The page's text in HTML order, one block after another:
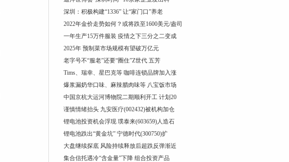
深圳：积极构建“1336” 让“家门口”养老
2022年金价走势如何？或将跌至1600美元/盎司
一年生产15万件服装 疫情之下三分之二变成
2025年 预制菜市场规模有望破万亿元
老字号不“服老”还要“圈住”Z世代 五芳
Tims、瑞幸、星巴克等 咖啡连锁品牌加入涨
爆浆漏奶华口味、麻辣腊肉味等 八宝饭市场
中国京杭大运河博物院二期顺利开工 计划20
谨慎情绪抬头 九安医疗(002432)被机构加仓
锂电池投资机会浮现 璞泰来(603659)人造石
锂电池跌出“黄金坑” 宁德时代(300750)扩
大盘继续探底 风险持续释放后超跌反弹渐近
集合信托遇冷“含金量”下降 组合投资产品